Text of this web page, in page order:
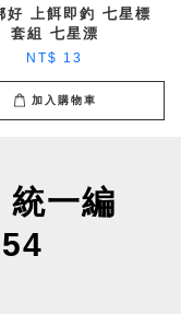
好 上餌即釣 七星標
套組 七星漂
NT$ 13
加入購物車
統一編